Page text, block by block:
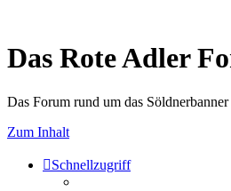
Das Rote Adler
Das Forum rund um das
Zum Inhalt
Schnellzugriff